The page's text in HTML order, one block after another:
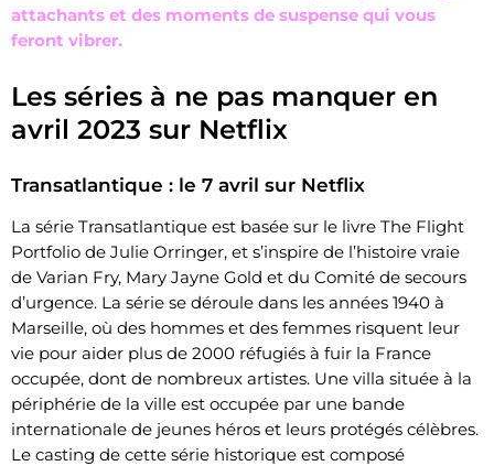
attachants et des moments de suspense qui vous
feront vibrer.
Les séries à ne pas manquer en
avril 2023 sur Netflix
Transatlantique : le 7 avril sur Netflix
La série Transatlantique est basée sur le livre The Flight
Portfolio de Julie Orringer, et s’inspire de l’histoire vraie
de Varian Fry, Mary Jayne Gold et du Comité de secours
d’urgence. La série se déroule dans les années 1940 à
Marseille, où des hommes et des femmes risquent leur
vie pour aider plus de 2000 réfugiés à fuir la France
occupée, dont de nombreux artistes. Une villa située à la
périphérie de la ville est occupée par une bande
internationale de jeunes héros et leurs protégés célèbres.
Le casting de cette série historique est composé